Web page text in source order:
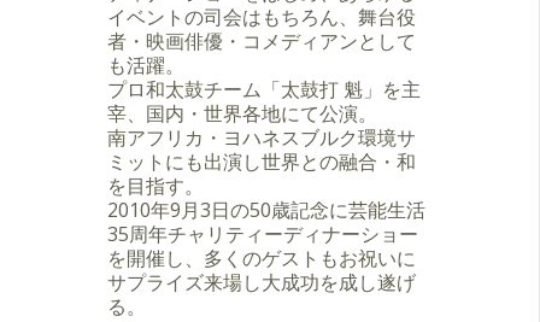
イベントの司会はもちろん、舞台役
者・映画俳優・コメディアンとして
も活躍。
プロ和太鼓チーム「太鼓打 魁」を主
宰、国内・世界各地にて公演。
南アフリカ・ヨハネスブルク環境サ
ミットにも出演し世界との融合・和
を目指す。
2010年9月3日の50歳記念に芸能生活
35周年チャリティーディナーショー
を開催し、多くのゲストもお祝いに
サプライズ来場し大成功を成し遂げ
る。